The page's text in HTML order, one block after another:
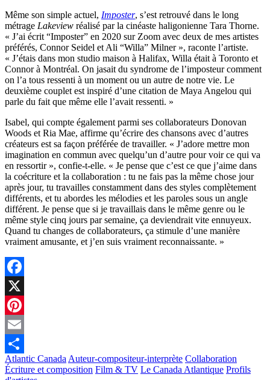
Même son simple actuel, Imposter, s’est retrouvé dans le long
métrage Lakeview réalisé par la cinéaste haligonienne Tara Thorne.
« J’ai écrit “Imposter” en 2020 sur Zoom avec deux de mes artistes
préférés, Connor Seidel et Ali “Willa” Milner », raconte l’artiste.
« J’étais dans mon studio maison à Halifax, Willa était à Toronto et
Connor à Montréal. On jasait du syndrome de l’imposteur comment
on l’a tous ressenti à un moment ou un autre de notre vie. Le
deuxième couplet est inspiré d’une citation de Maya Angelou qui
parle du fait que même elle l’avait ressenti. »
Isabel, qui compte également parmi ses collaborateurs Donovan
Woods et Ria Mae, affirme qu’écrire des chansons avec d’autres
créateurs est sa façon préférée de travailler. « J’adore mettre mon
imagination en commun avec quelqu’un d’autre pour voir ce qui va
en ressortir », confie-t-elle. « Je pense que c’est ce que j’aime dans
la coécriture et la collaboration : tu ne fais pas la même chose jour
après jour, tu travailles constamment dans des styles complètement
différents, et tu abordes les mélodies et les paroles sous un angle
différent. Je pense que si je travaillais dans le même genre ou le
même style cinq jours par semaine, ça deviendrait vite ennuyeux.
Quand tu changes de collaborateurs, ça stimule d’une manière
vraiment amusante, et j’en suis vraiment reconnaissante. »
Facebook
X
Pinterest
Email
Partager
Atlantic Canada Auteur-compositeur-interprète Collaboration
Écriture et composition Film & TV Le Canada Atlantique Profils